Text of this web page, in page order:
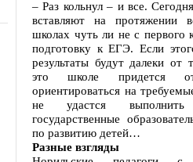
– Раз кольнул – и все.
вставляют на протяжении
школах чуть ли не с первого
подготовку к ЕГЭ. Если
результаты будут далеки от
это школе придется
ориентироваться на
не удастся выполнить
государственные
по развитию детей…
Разные взгляды